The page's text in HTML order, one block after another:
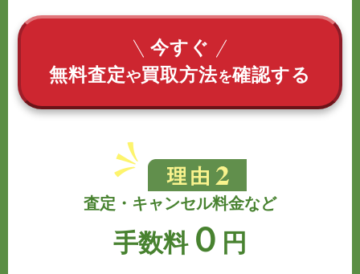
今すぐ
無料査定や買取方法を確認する
査定・キャンセル料金など
手数料０ 円